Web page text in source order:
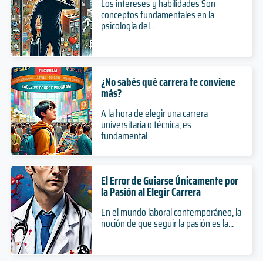
Los intereses y habilidades Son
conceptos fundamentales en la
psicología del...
¿No sabés qué carrera te conviene
más?
A la hora de elegir una carrera
universitaria o técnica, es
fundamental...
El Error de Guiarse Únicamente por
la Pasión al Elegir Carrera
En el mundo laboral contemporáneo, la
noción de que seguir la pasión es la...